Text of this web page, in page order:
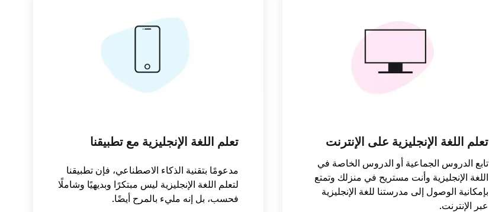
تعلم اللغة الإنجليزية على الإنترنت
تابع الدروس الجماعية أو الدروس الخاصة في
اللغة الإنجليزية وأنت مستريح في منزلك وتمتع
بإمكانية الوصول إلى مدرستنا للغة الإنجليزية
عبر الإنترنت.
تعلم اللغة الإنجليزية مع تطبيقنا
مدعومًا بتقنية الذكاء الاصطناعي، فإن تطبيقنا
لتعلم اللغة الإنجليزية ليس مبتكرًا وبديهيًا وشاملًا
فحسب، بل إنه مليء بالمرح أيضًا.